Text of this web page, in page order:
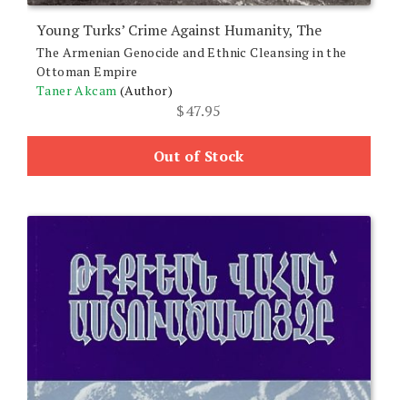
Young Turks’ Crime Against Humanity, The
The Armenian Genocide and Ethnic Cleansing in the
Ottoman Empire
Taner Akcam (Author)
$47.95
Out of Stock